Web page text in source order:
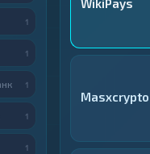
WikiPays
Masxcrypto
1
1
1
1
1